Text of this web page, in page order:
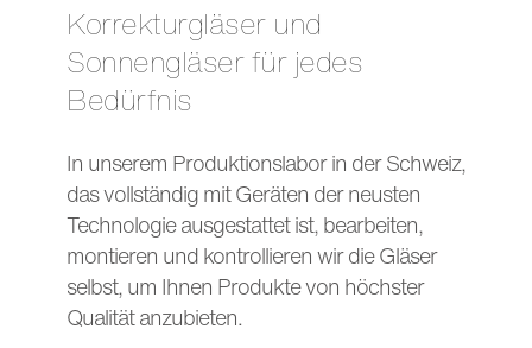
Korrekturgläser und
Sonnengläser für jedes
Bedürfnis
In unserem Produktionslabor in der Schweiz,
das vollständig mit Geräten der neusten
Technologie ausgestattet ist, bearbeiten,
montieren und kontrollieren wir die Gläser
selbst, um Ihnen Produkte von höchster
Qualität anzubieten.